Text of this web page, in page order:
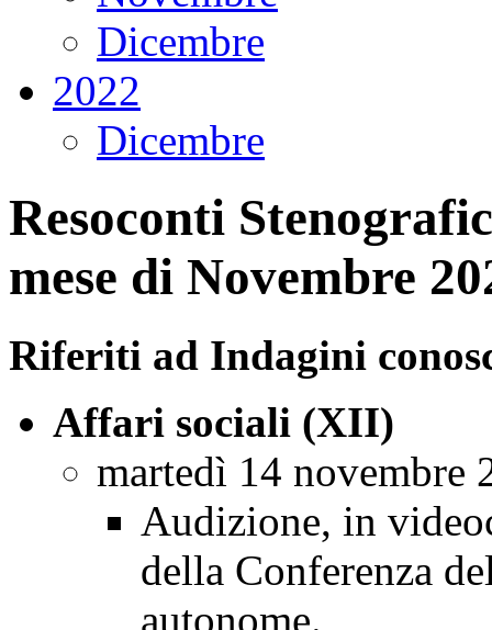
Dicembre
2022
Dicembre
Resoconti
mese di Novembre
Riferiti ad Indagini
Affari sociali (XII)
martedì 14 novembre
Audizione, in
della Conferenza
autonome.